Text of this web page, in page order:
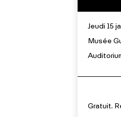
Jeudi 15
Musée
Gratuit.